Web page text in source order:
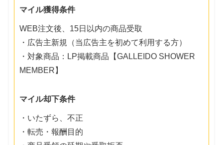
マイル獲得条件
WEB注文後、15日以内の商品受取
・広告主新規（当広告主を初めて利用する方）
・対象商品：LP掲載商品【GALLEIDO SHOWER
MEMBER】
マイル却下条件
・いたずら、不正
・転売・報酬目的